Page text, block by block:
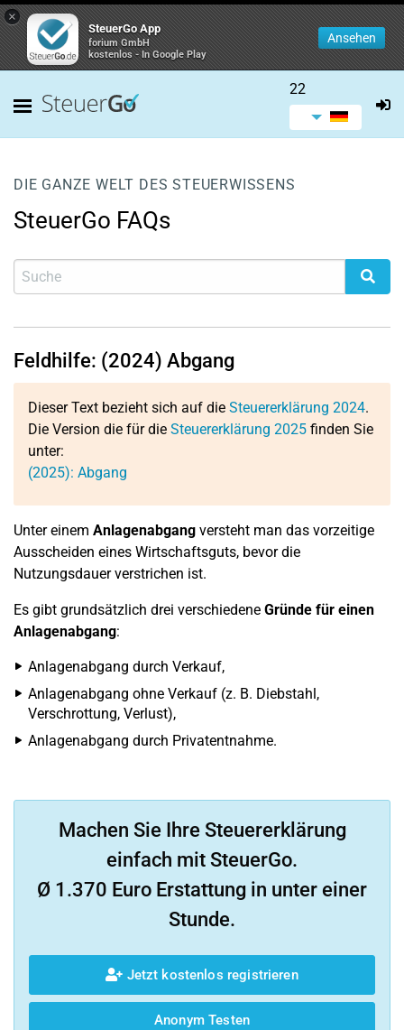
×
SteuerGo App
forium GmbH
kostenlos - In Google Play
Ansehen
22
DIE GANZE WELT DES STEUERWISSENS
SteuerGo FAQs
Feldhilfe: (2024) Abgang
Dieser Text bezieht sich auf die Steuererklärung 2024.
Die Version die für die Steuererklärung 2025 finden Sie
unter:
(2025): Abgang
Unter einem Anlagenabgang versteht man das vorzeitige
Ausscheiden eines Wirtschaftsguts, bevor die
Nutzungsdauer verstrichen ist.
Es gibt grundsätzlich drei verschiedene Gründe für einen
Anlagenabgang:
Anlagenabgang durch Verkauf,
Anlagenabgang ohne Verkauf (z. B. Diebstahl,
Verschrottung, Verlust),
Anlagenabgang durch Privatentnahme.
Machen Sie Ihre Steuererklärung
einfach mit SteuerGo.
Ø 1.370 Euro Erstattung in unter einer
Stunde.
Jetzt kostenlos registrieren
Anonym Testen